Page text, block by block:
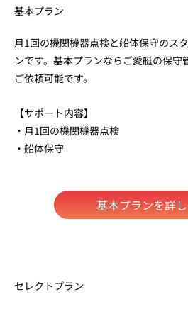
基本プラン
月1回の機関機器点検と船体保守のス
ンです。基本プランならご愛艇の保
ご依頼可能です。
【サポート内容】
・月1回の機関機器点検
・船体保守
基本プランを詳
セレクトプラン